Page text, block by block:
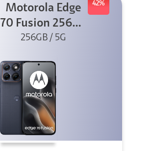
42%
Motorola Edge
70 Fusion 256GB
Azul
256GB / 5G